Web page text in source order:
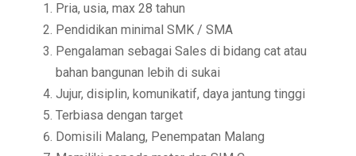
Pria, usia, max 28 tahun
Pendidikan minimal SMK / SMA
Pengalaman sebagai Sales di bidang cat atau
bahan bangunan lebih di sukai
Jujur, disiplin, komunikatif, daya jantung tinggi
Terbiasa dengan target
Domisili Malang, Penempatan Malang